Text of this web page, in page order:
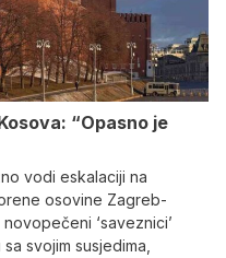
“Opasno je
vodi eskalaciji na
osovine Zagreb-
‘saveznici’
svojim susjedima,